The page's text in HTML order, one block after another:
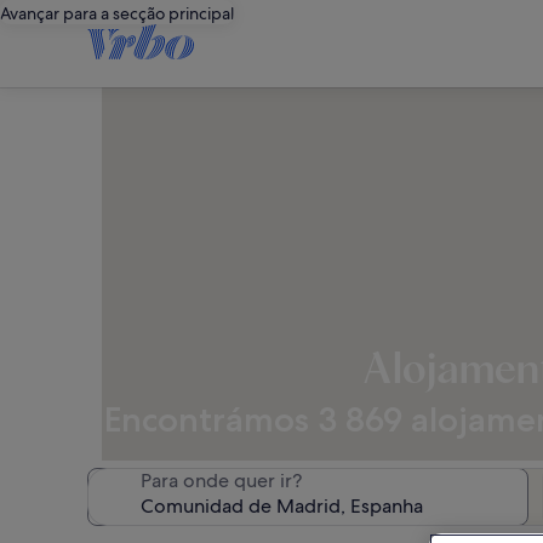
Avançar para a secção principal
Para onde quer ir?